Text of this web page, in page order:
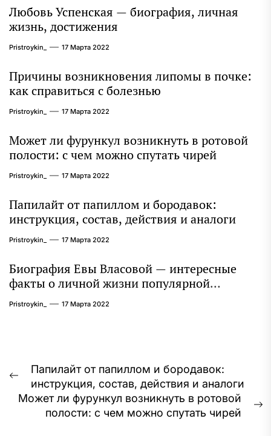
Любовь Успенская — биография, личная
жизнь, достижения
Pristroykin_ 17 Марта 2022
Причины возникновения липомы в почке:
как справиться с болезнью
Pristroykin_ 17 Марта 2022
Может ли фурункул возникнуть в ротовой
полости: с чем можно спутать чирей
Pristroykin_ 17 Марта 2022
Папилайт от папиллом и бородавок:
инструкция, состав, действия и аналоги
Pristroykin_ 17 Марта 2022
Биография Евы Власовой — интересные
факты о личной жизни популярной
исполнительницы
Pristroykin_ 17 Марта 2022
Навигация
по
записям
Предыдущая
запись:
Папилайт от папиллом и бородавок:
инструкция, состав, действия и аналоги
Может ли фурункул возникнуть в ротовой
полости: с чем можно спутать чирей